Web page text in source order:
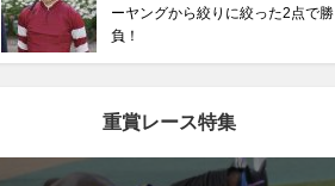
ーヤングから絞りに絞った2点で勝
負！
重賞レース特集